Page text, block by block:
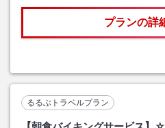
プランの詳
るるぶトラベルプラン